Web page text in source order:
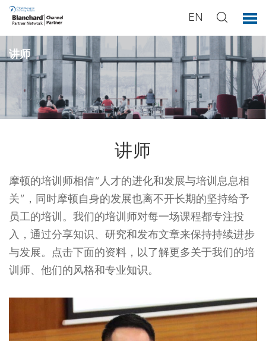
EN
讲师
讲师
摩顿的培训师相信“人才的进化和发展与培训息息相
关”，同时摩顿自身的发展也离不开长期的坚持给予
员工的培训。我们的培训师对每一场课程都专注投
入，通过分享知识、研究和发布文章来保持持续进步
与发展。点击下面的资料，以了解更多关于我们的培
训师、他们的风格和专业知识。